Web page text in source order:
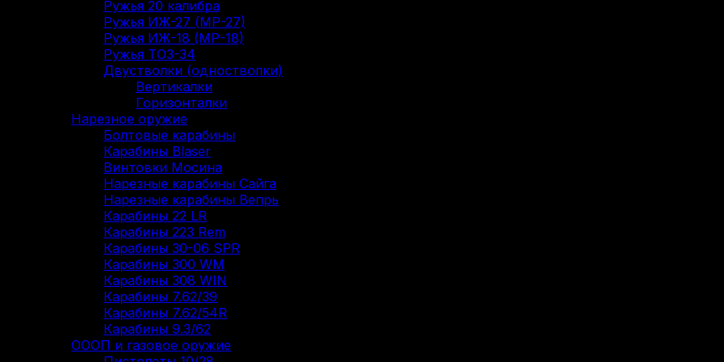
Ружья 20 калибра
Ружья ИЖ-27 (МР-27)
Ружья ИЖ-18 (МР-18)
Ружья ТОЗ-34
Двустволки (одностволки)
Вертикалки
Горизонталки
Нарезное оружие
Болтовые карабины
Карабины Blaser
Винтовки Мосина
Нарезные карабины Сайга
Нарезные карабины Вепрь
Карабины 22 LR
Карабины 223 Rem
Карабины 30-06 SPR
Карабины 300 WM
Карабины 308 WIN
Карабины 7.62/39
Карабины 7.62/54R
Карабины 9.3/62
ОООП и газовое оружие